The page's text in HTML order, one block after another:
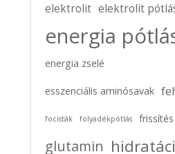
elektrolit elektrolit
energia
energia zselé
esszenciális aminósavak
focisták folyadékpótlás frissítés
glutamin